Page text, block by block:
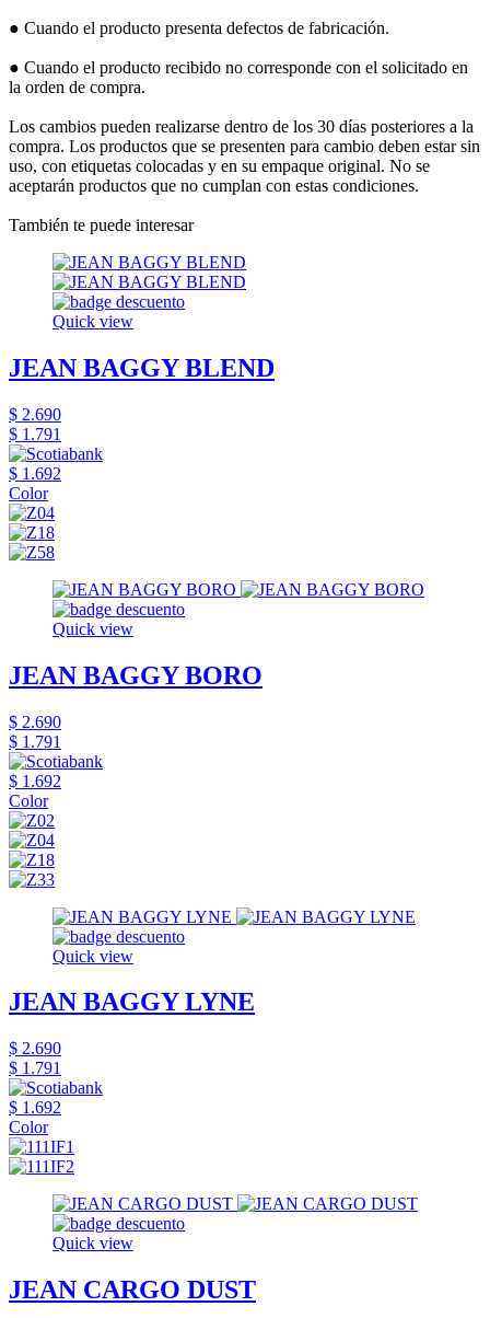
● Cuando el producto presenta defectos de fabricación.
● Cuando el producto recibido no corresponde con el solicitado en
la orden de compra.
Los cambios pueden realizarse dentro de los 30 días posteriores a la
compra. Los productos que se presenten para cambio deben estar sin
uso, con etiquetas colocadas y en su empaque original. No se
aceptarán productos que no cumplan con estas condiciones.
También te puede interesar
Quick view
JEAN BAGGY BLEND
$ 2.690
$ 1.791
$ 1.692
Color
Quick view
JEAN BAGGY BORO
$ 2.690
$ 1.791
$ 1.692
Color
Quick view
JEAN BAGGY LYNE
$ 2.690
$ 1.791
$ 1.692
Color
Quick view
JEAN CARGO DUST